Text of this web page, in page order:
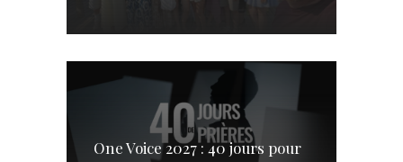
One Voice 2027 : 40 jours pour